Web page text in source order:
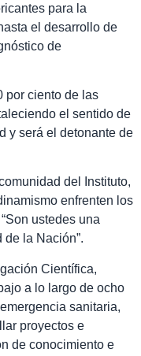
para la
el desarrollo de
de
por ciento de las
el sentido de
y será el detonante de
del Instituto,
enfrenten los
ustedes una
la Nación”.
Científica,
a lo largo de ocho
sanitaria,
proyectos e
de conocimiento e